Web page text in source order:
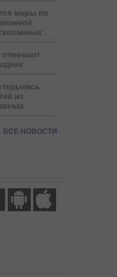
меры по
из
ВСЕ НОВОСТИ